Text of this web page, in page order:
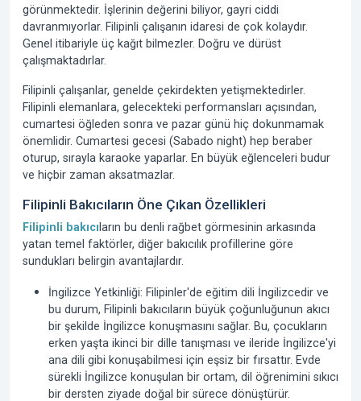
görünmektedir. İşlerinin değerini biliyor, gayri ciddi
davranmıyorlar. Filipinli çalışanın idaresi de çok kolaydır.
Genel itibariyle üç kağıt bilmezler. Doğru ve dürüst
çalışmaktadırlar.
Filipinli çalışanlar, genelde çekirdekten yetişmektedirler.
Filipinli elemanlara, gelecekteki performansları açısından,
cumartesi öğleden sonra ve pazar günü hiç dokunmamak
önemlidir. Cumartesi gecesi (Sabado night) hep beraber
oturup, sırayla karaoke yaparlar. En büyük eğlenceleri budur
ve hiçbir zaman aksatmazlar.
Filipinli Bakıcıların Öne Çıkan Özellikleri
Filipinli bakıcı ların bu denli rağbet görmesinin arkasında
yatan temel faktörler, diğer bakıcılık profillerine göre
sundukları belirgin avantajlardır.
İngilizce Yetkinliği: Filipinler'de eğitim dili İngilizcedir ve
bu durum, Filipinli bakıcıların büyük çoğunluğunun akıcı
bir şekilde İngilizce konuşmasını sağlar. Bu, çocukların
erken yaşta ikinci bir dille tanışması ve ileride İngilizce'yi
ana dili gibi konuşabilmesi için eşsiz bir fırsattır. Evde
sürekli İngilizce konuşulan bir ortam, dil öğrenimini sıkıcı
bir dersten ziyade doğal bir sürece dönüştürür.